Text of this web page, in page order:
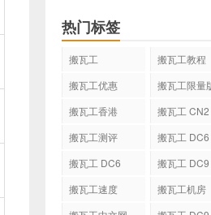
热门标签
搬瓦工 搬瓦工教程
搬瓦工优惠 搬瓦工限量
搬瓦工香港
搬瓦工 CN2
搬瓦工测评
搬瓦工 DC6
搬瓦工 DC6
搬瓦工 DC9
搬瓦工速度
搬瓦工机房